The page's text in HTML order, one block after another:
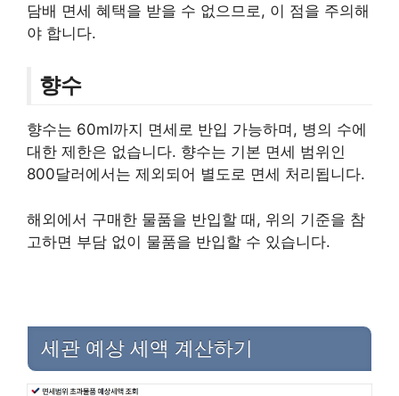
담배 면세 혜택을 받을 수 없으므로, 이 점을 주의해
야 합니다.
향수
향수는 60ml까지 면세로 반입 가능하며, 병의 수에
대한 제한은 없습니다. 향수는 기본 면세 범위인
800달러에서는 제외되어 별도로 면세 처리됩니다.
해외에서 구매한 물품을 반입할 때, 위의 기준을 참
고하면 부담 없이 물품을 반입할 수 있습니다.
세관 예상 세액 계산하기